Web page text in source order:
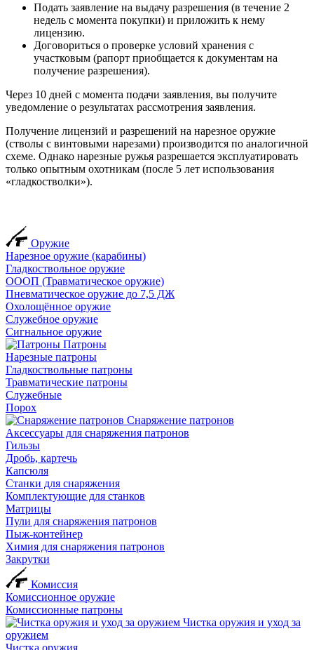
Подать заявление на выдачу разрешения (в течение 2
недель с момента покупки) и приложить к нему
лицензию.
Договориться о проверке условий хранения с
участковым (рапорт приобщается к документам на
получение разрешения).
Через 10 дней с момента подачи заявления, вы получите
уведомление о результатах рассмотрения заявления.
Получение лицензий и разрешений на нарезное оружие
(стволы с винтовыми нарезами) производится по аналогичной
схеме. Однако нарезные ружья разрешается эксплуатировать
только опытным охотникам (после 5 лет использования
«гладкостволки»).
Оружие
Нарезное оружие (карабины)
Гладкоствольное оружие
ОООП (Травматическое оружие)
Пневматическое оружие до 7,5 ДЖ
Охолощённое оружие
Служебное оружие
Сигнальное оружие
Патроны
Нарезные патроны
Гладкоствольные патроны
Травматические патроны
Служебные
Порох
Снаряжение патронов
Аксессуары для снаряжения патронов
Гильзы
Дробь, картечь
Капсюля
Станки для снаряжения
Комплектующие для станков
Матрицы
Пули для снаряжения патронов
Пыж-контейнер
Химия для снаряжения патронов
Закрутки
Комиссия
Комиссионное оружие
Комиссионные патроны
Чистка оружия и уход за
оружием
Чистка оружия